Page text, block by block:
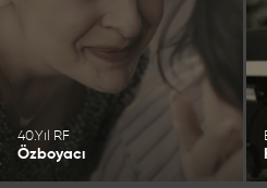
40.Yıl RF
Özboyacı